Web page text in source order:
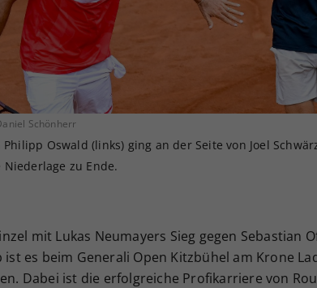
Schönherr
Oswald (links) ging an der Seite von Joel
zu Ende.
mit Lukas Neumayers Sieg gegen Sebastian
es beim Generali Open Kitzbühel am Krone
Dabei ist die erfolgreiche Profikarriere von
Ihrer
Webseiten-